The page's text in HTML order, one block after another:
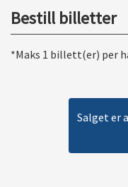
Bestill billetter
*Maks 1 billett(er) per
Salget er